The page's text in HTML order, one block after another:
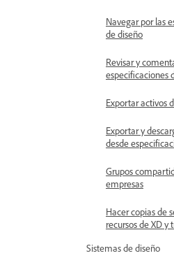
Navegar por las
de diseño
Revisar y
especificaciones
Exportar activos
Exportar y
desde
Grupos
empresas
Hacer copias de
recursos de XD y
Sistemas de diseño